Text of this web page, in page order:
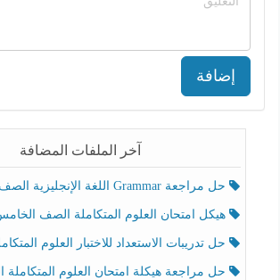
إضافة
آخر الملفات المضافة
حل مراجعة Grammar اللغة الإنجليزية الصف الخامس الفصل الثالث
هيكل امتحان العلوم المتكاملة الصف الخامس عام الفصل
حل تدريبات الاستعداد للاختبار العلوم المتكاملة الصف
حل مراجعة هيكلة امتحان العلوم المتكاملة الصف الخامس